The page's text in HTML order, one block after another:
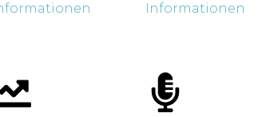
Informationen